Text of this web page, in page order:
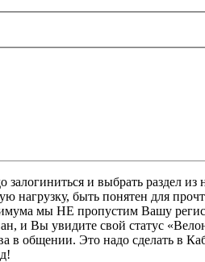
и выбрать раздел
нагрузку, быть понятен для
мы НЕ пропустим Вашу
и Вы увидите свой статус
в общении. Это надо сделать в